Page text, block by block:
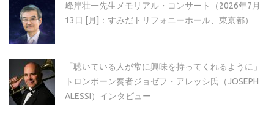
峰岸壮一先生メモリアル・コンサート（2026年7月
13日 [月]：すみだトリフォニーホール、東京都）
「聴いている人が常に興味を持ってくれるように」
トロンボーン奏者ジョゼフ・アレッシ氏（JOSEPH
ALESSI）インタビュー